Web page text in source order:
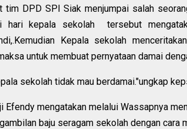
tim DPD SPI Siak menjumpai salah
hari kepala sekolah tersebut
Kepala sekolah
untuk membuat pernyataan damai
sekolah tidak mau berdamai."ungkap
Efendy mengatakan melalui Wassapnya
baju seragam sekolah dengan cara